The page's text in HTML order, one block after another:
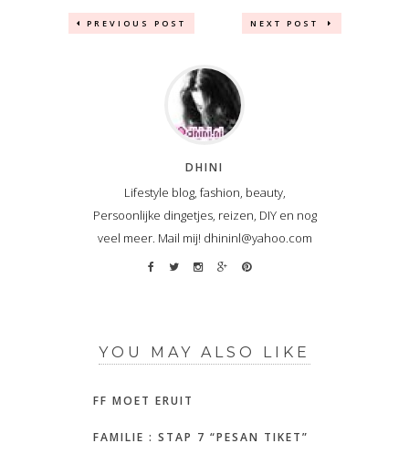
PREVIOUS POST NEXT POST
DHINI
Lifestyle blog, fashion, beauty,
Persoonlijke dingetjes, reizen, DIY en nog
veel meer. Mail mij! dhininl@yahoo.com
YOU MAY ALSO LIKE
FF MOET ERUIT
FAMILIE : STAP 7 “PESAN TIKET”